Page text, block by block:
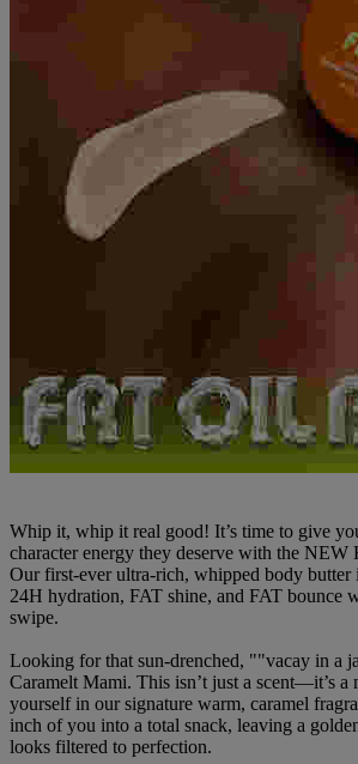
Whip it, whip it real good! It’s time to give
character energy they deserve with the
Our first-ever ultra-rich, whipped body butter
24H hydration, FAT shine, and FAT bounce
swipe.
Looking for that sun-drenched, ""vacay in a
Caramelt Mami. This isn’t just a scent—it’s a
yourself in our signature warm, caramel
inch of you into a total snack, leaving a
looks filtered to perfection.